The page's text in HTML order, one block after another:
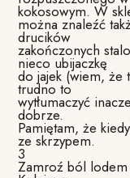
kokosowym. W
można znaleźć
drucików
zakończonych
nieco ubijaczkę
do jajek (wiem, że
trudno to
wytłumaczyć
dobrze.
Pamiętam, że
ze skrzypem.
3
Zamroź ból lodem